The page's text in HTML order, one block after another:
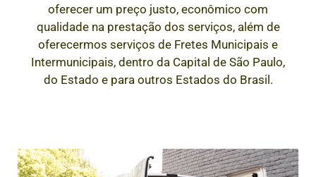
oferecer um preço justo, econômico com
qualidade na prestação dos serviços, além de
oferecermos serviços de Fretes Municipais e
Intermunicipais, dentro da Capital de São Paulo,
do Estado e para outros Estados do Brasil.